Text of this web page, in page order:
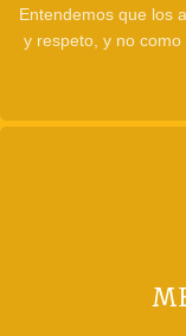
Entendemos que los
y respeto, y no